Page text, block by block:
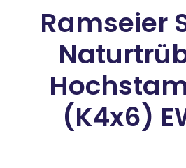
Ramseier
(K4x6)